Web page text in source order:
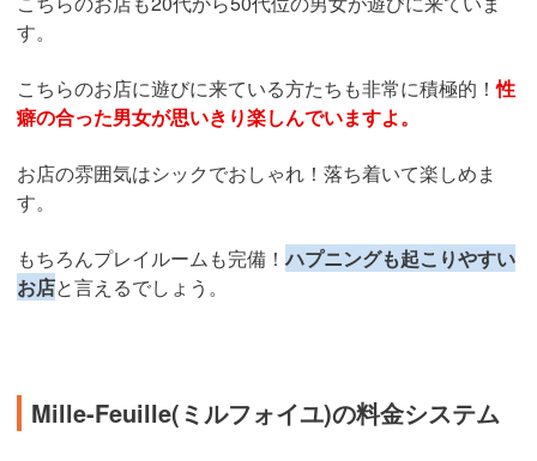
す。
こちらのお店に遊びに来ている方たちも非常に積極的！性
癖の合った男女が思いきり楽しんでいますよ。
お店の雰囲気はシックでおしゃれ！落ち着いて楽しめま
す。
もちろんプレイルームも完備！ハプニングも起こりやすい
お店と言えるでしょう。
Mille-Feuille(ミルフォイユ)の料金システム